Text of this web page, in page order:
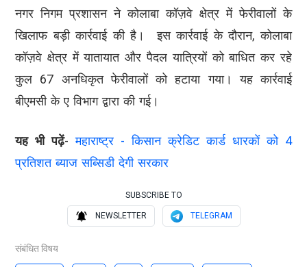
नगर निगम प्रशासन ने कोलाबा कॉज़वे क्षेत्र में फेरीवालों के
खिलाफ बड़ी कार्रवाई की है। इस कार्रवाई के दौरान, कोलाबा
कॉज़वे क्षेत्र में यातायात और पैदल यात्रियों को बाधित कर रहे
कुल 67 अनधिकृत फेरीवालों को हटाया गया। यह कार्रवाई
बीएमसी के ए विभाग द्वारा की गई।
यह भी पढ़ें-महाराष्ट्र - किसान क्रेडिट कार्ड धारकों को 4
प्रतिशत ब्याज सब्सिडी देगी सरकार
SUBSCRIBE TO
NEWSLETTER TELEGRAM
संबंधित विषय